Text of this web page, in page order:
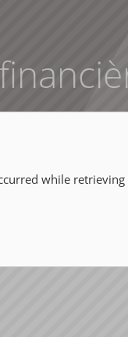
Printemps
while